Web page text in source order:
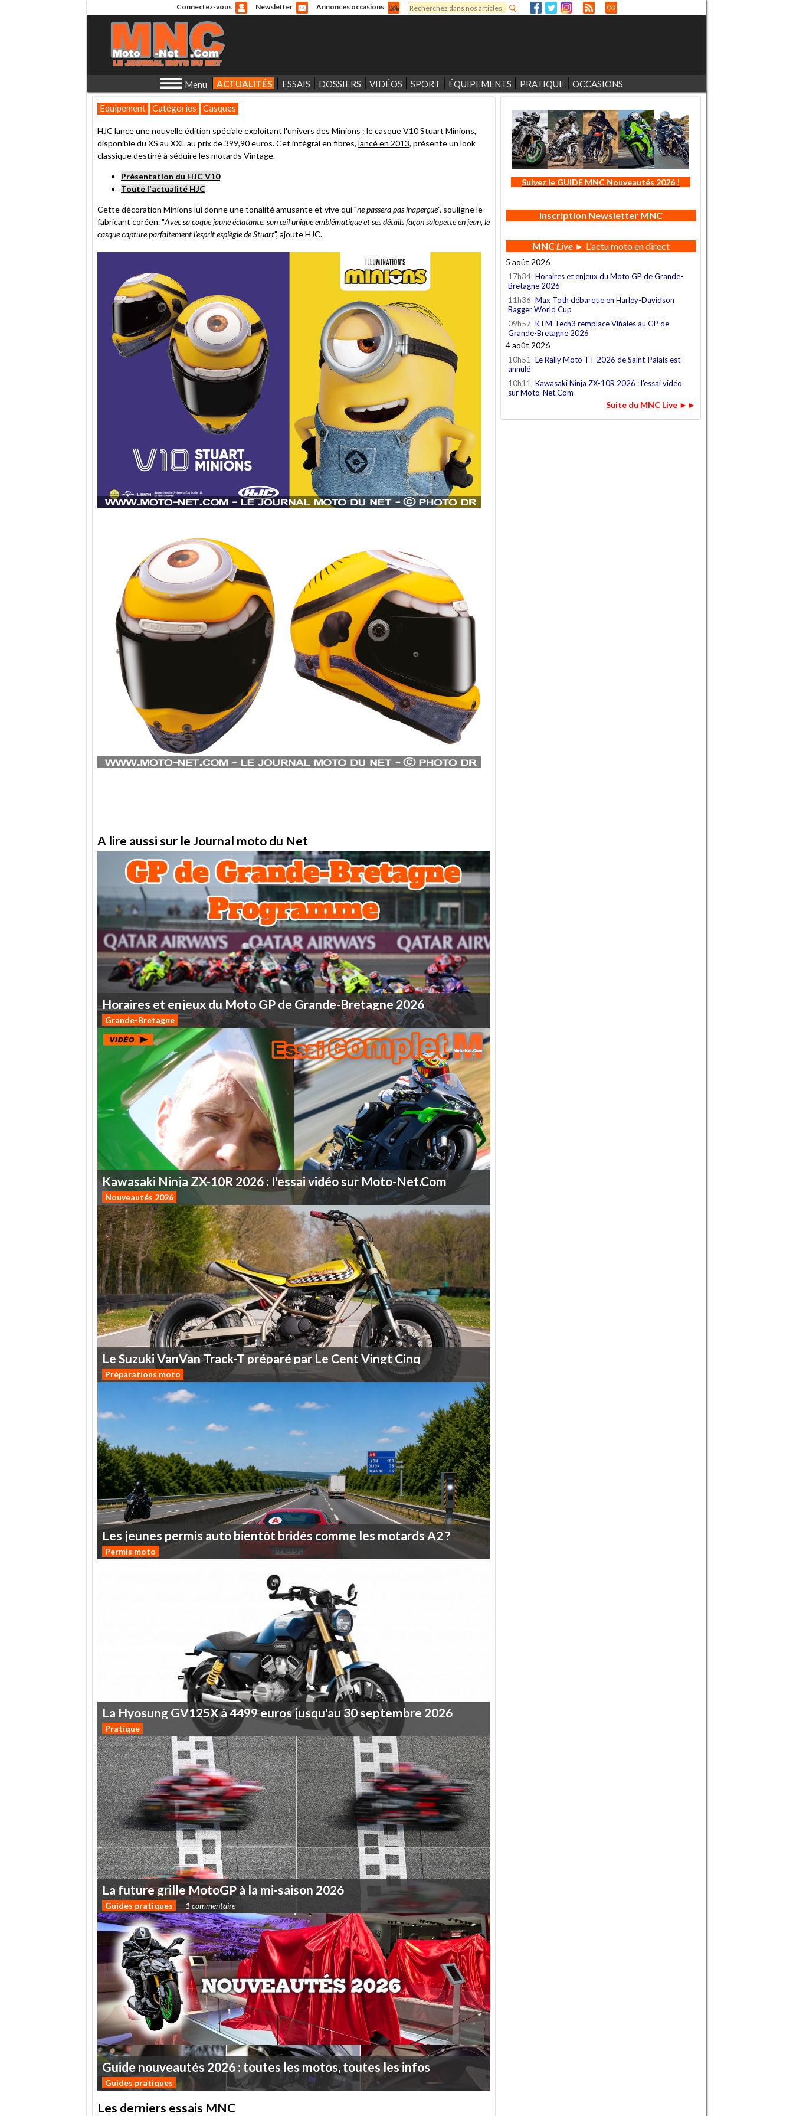
Connectez-vous Newsletter Annonces occasions
Formulaire de recherche
Rechercher
Menu ACTUALITÉS ESSAIS DOSSIERS VIDÉOS SPORT ÉQUIPEMENTS PRATIQUE OCCASIONS
Equipement Catégories Casques
HJC lance une nouvelle édition spéciale exploitant l'univers des Minions : le casque V10 Stuart Minions,
disponible du XS au XXL au prix de 399,90 euros. Cet intégral en fibres, lancé en 2013, présente un look
classique destiné à séduire les motards Vintage.
Présentation du HJC V10
Toute l'actualité HJC
Cette décoration Minions lui donne une tonalité amusante et vive qui "ne passera pas inaperçue", souligne le
fabricant coréen. "Avec sa coque jaune éclatante, son œil unique emblématique et ses détails façon salopette en jean, le
casque capture parfaitement l'esprit espiègle de Stuart", ajoute HJC.
A lire aussi sur le Journal moto du Net
Horaires et enjeux du Moto GP de Grande-Bretagne 2026
Grande-Bretagne
Kawasaki Ninja ZX-10R 2026 : l'essaividéosur Moto-Net.Com
Nouveautés 2026
Le Suzuki VanVanTrack-Tpréparépar Le Cent VingtCinq
Préparations moto
Les jeunes permis auto bientôt bridéscomme les motardsA2?
Permis moto
La Hyosung GV125Xà4499eurosjusqu'au 30septembre 2026
Pratique
La futuregrilleMotoGP à la mi-saison 2026
Guides pratiques 1 commentaire
Guide nouveautés 2026 : toutes lesmotos,toutesles infos
Guides pratiques
Les derniers essais MNC
Suivez le GUIDE MNC Nouveautés 2026 !
Inscription Newsletter MNC
MNCLive► L'actu moto en direct
5 août 2026
17h34 Horaires et enjeux du Moto GP de Grande-
Bretagne 2026
11h36 Max Toth débarque en Harley-Davidson
Bagger World Cup
09h57 KTM-Tech3 remplace Viñales au GP de
Grande-Bretagne 2026
4 août 2026
10h51
Le Rally Moto TT 2026 de Saint-Palais est
annulé
10h11
Kawasaki Ninja ZX-10R 2026 : l'essai vidéo
sur Moto-Net.Com
Suite du MNC Live ►►